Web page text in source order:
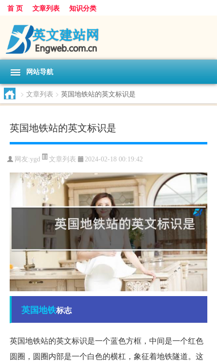
首 页 文章列表 知识分类
网站导航
> 文章列表 > 英国地铁站的英文标识是
英国地铁站的英文标识是
网友:ygd 文章列表 2024-02-18 00:19:42
英国地铁标志
英国地铁站的英文标识是一个蓝色方框，中间是一个红色
圆圈，圆圈内部是一个白色的横杠，象征着地铁隧道。这